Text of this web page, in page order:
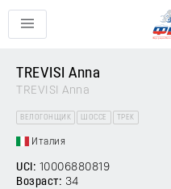
TREVISI Anna
TREVISI Anna
ВЕЛОГОНЩИК ШОССЕ ТРЕК
Италия
UCI: 10006880819
Возраст: 34